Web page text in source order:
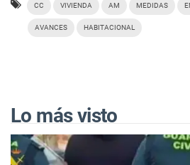
CC VIVIENDA AM MEDIDAS
AVANCES HABITACIONAL
Lo más visto